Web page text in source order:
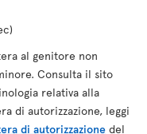
al genitore non
Consulta il sito
relativa alla
di autorizzazione, leggi
di autorizzazione del